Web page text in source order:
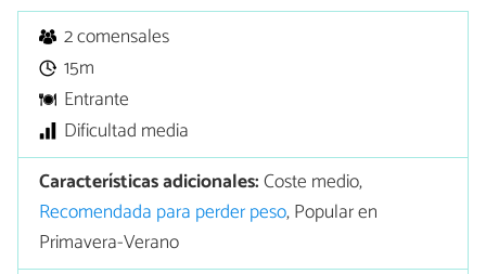
2 comensales
15m
Entrante
Dificultad media
Características adicionales:Coste medio,
Recomendada para perder peso, Popular en
Primavera-Verano